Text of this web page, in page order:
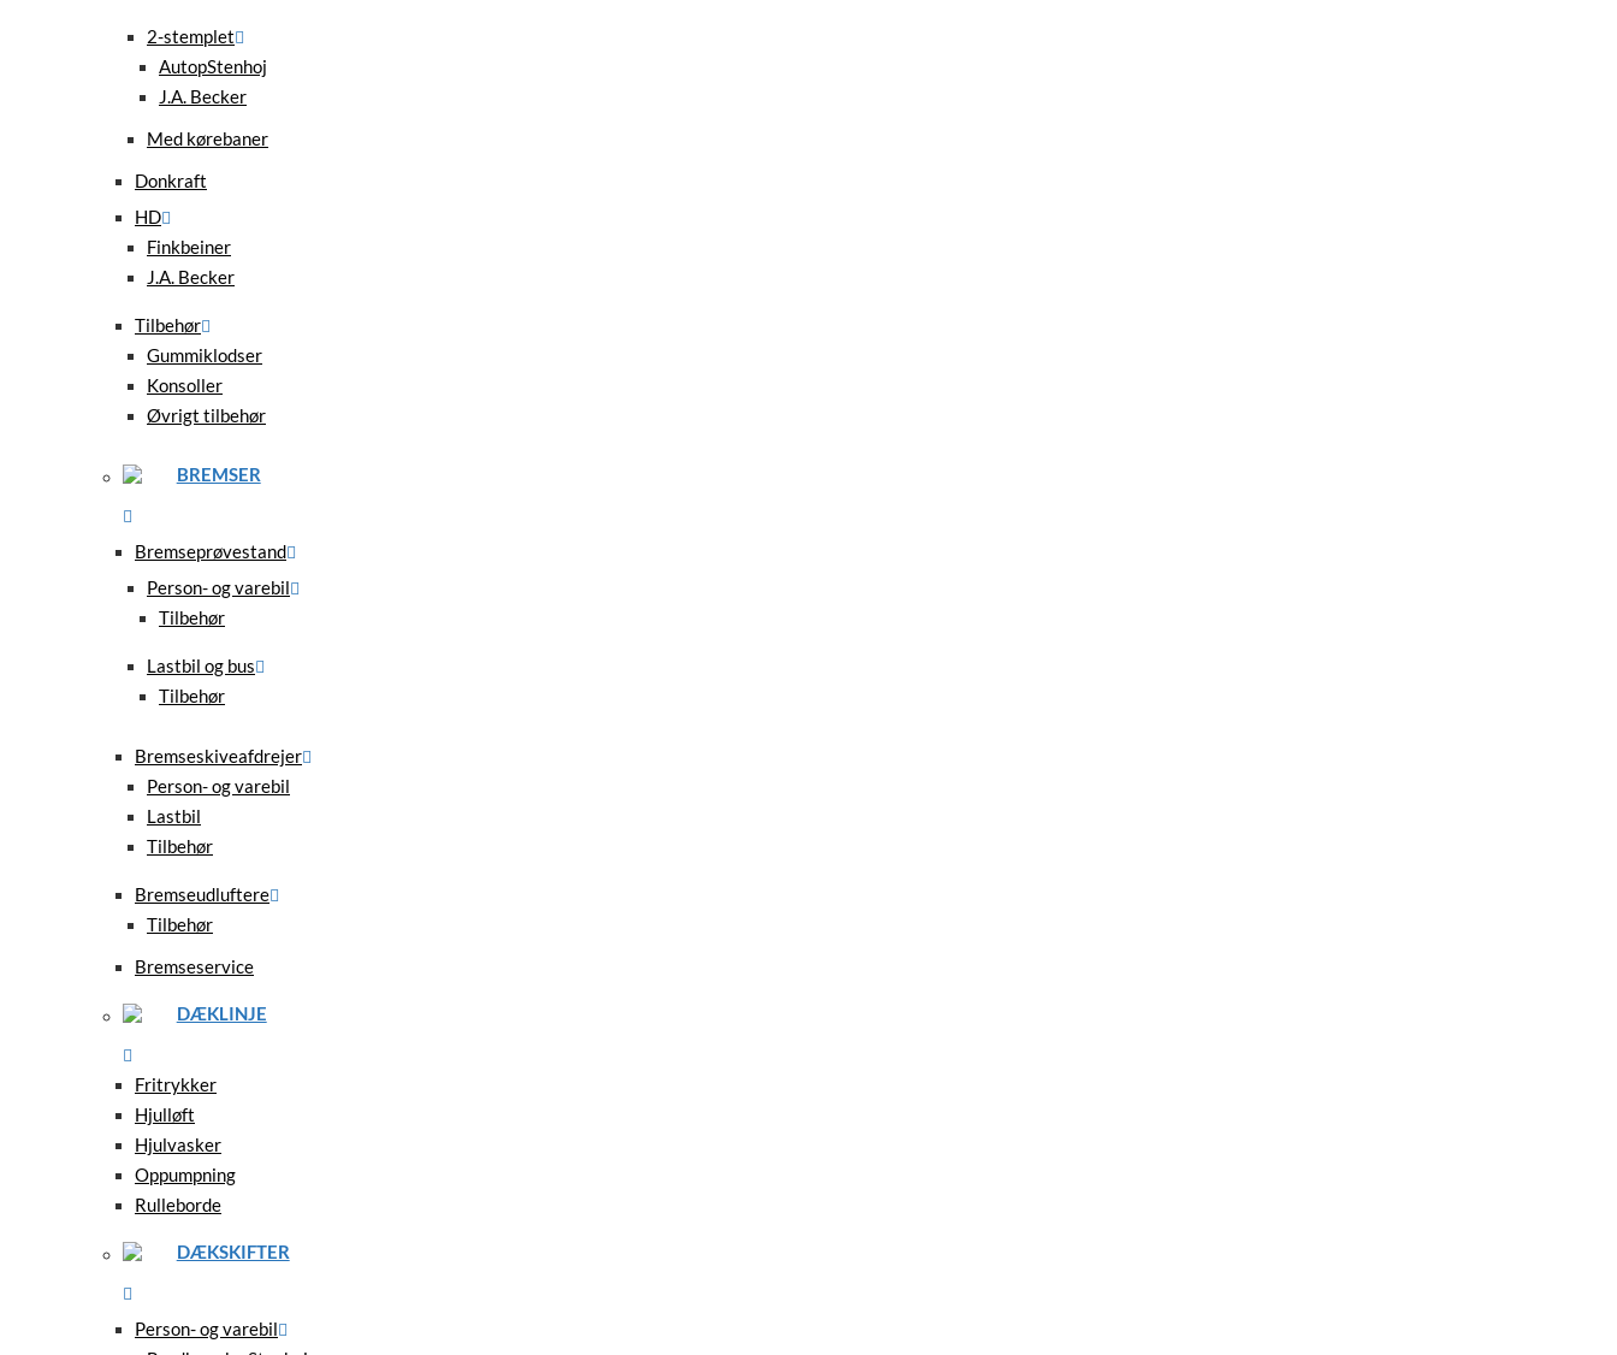
2-stemplet
AutopStenhoj
J.A. Becker
Med kørebaner
Donkraft
HD
Finkbeiner
J.A. Becker
Tilbehør
Gummiklodser
Konsoller
Øvrigt tilbehør
BREMSER
Bremseprøvestand
Person- og varebil
Tilbehør
Lastbil og bus
Tilbehør
Bremseskiveafdrejer
Person- og varebil
Lastbil
Tilbehør
Bremseudluftere
Tilbehør
Bremseservice
DÆKLINJE
Fritrykker
Hjulløft
Hjulvasker
Oppumpning
Rulleborde
DÆKSKIFTER
Person- og varebil